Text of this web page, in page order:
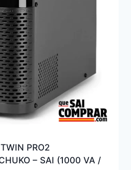
PRO2
– SAI (1000 VA /